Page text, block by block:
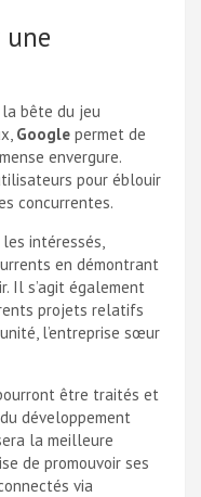
bête du jeu
Google permet de
envergure.
pour éblouir
concurrentes.
intéressés,
en démontrant
Il s’agit également
projets relatifs
l’entreprise sœur
être traités et
développement
la meilleure
de promouvoir ses
via